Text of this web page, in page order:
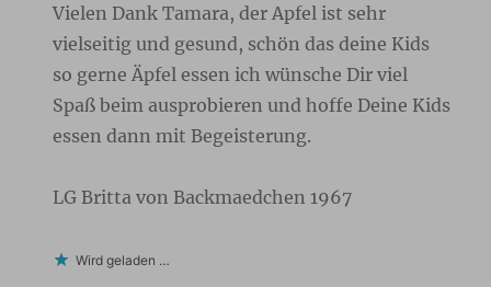
Vielen Dank Tamara, der Apfel ist sehr
vielseitig und gesund, schön das deine Kids
so gerne Äpfel essen ich wünsche Dir viel
Spaß beim ausprobieren und hoffe Deine Kids
essen dann mit Begeisterung.
LG Britta von Backmaedchen 1967
Wird geladen …